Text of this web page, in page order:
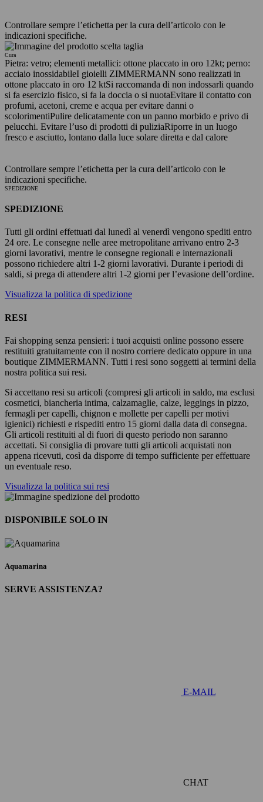
Controllare sempre l’etichetta per la cura dell’articolo con le
indicazioni specifiche.
Cura
Pietra: vetro; elementi metallici: ottone placcato in oro 12kt; perno:
acciaio inossidabileI gioielli ZIMMERMANN sono realizzati in
ottone placcato in oro 12 ktSi raccomanda di non indossarli quando
si fa esercizio fisico, si fa la doccia o si nuotaEvitare il contatto con
profumi, acetoni, creme e acqua per evitare danni o
scolorimentiPulire delicatamente con un panno morbido e privo di
pelucchi. Evitare l’uso di prodotti di puliziaRiporre in un luogo
fresco e asciutto, lontano dalla luce solare diretta e dal calore
Controllare sempre l’etichetta per la cura dell’articolo con le
indicazioni specifiche.
SPEDIZIONE
SPEDIZIONE
Tutti gli ordini effettuati dal lunedì al venerdì vengono spediti entro
24 ore. Le consegne nelle aree metropolitane arrivano entro 2-3
giorni lavorativi, mentre le consegne regionali e internazionali
possono richiedere altri 1-2 giorni lavorativi. Durante i periodi di
saldi, si prega di attendere altri 1-2 giorni per l’evasione dell’ordine.
Visualizza la politica di spedizione
RESI
Fai shopping senza pensieri: i tuoi acquisti online possono essere
restituiti gratuitamente con il nostro corriere dedicato oppure in una
boutique ZIMMERMANN. Tutti i resi sono soggetti ai termini della
nostra politica sui resi.
Si accettano resi su articoli (compresi gli articoli in saldo, ma esclusi
cosmetici, biancheria intima, calzamaglie, calze, leggings in pizzo,
fermagli per capelli, chignon e mollette per capelli per motivi
igienici) richiesti e rispediti entro 15 giorni dalla data di consegna.
Gli articoli restituiti al di fuori di questo periodo non saranno
accettati. Si consiglia di provare tutti gli articoli acquistati non
appena ricevuti, così da disporre di tempo sufficiente per effettuare
un eventuale reso.
Visualizza la politica sui resi
DISPONIBILE SOLO IN
Aquamarina
SERVE ASSISTENZA?
E-MAIL
CHAT